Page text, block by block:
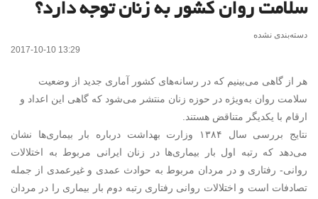
سلامت روان کشور به زنان توجه دارد؟
دسته‌بندی نشده
2017-10-10 13:29
هر از گاهی می‌بینیم که در رسانه‌های کشور آماری جدید از وضعیت
سلامت روان به‌ویژه در حوزه زنان منتشر می‌شود که گاهی این اعداد و
ارقام با یکدیگر متناقض هستند.
نتایج بررسی سال ۱۳۸۴ وزارت بهداشت درباره بار بیماری‌ها نشان
می‌دهد که رتبه اول بار بیماری‌ها در زنان ایرانی مربوط به اختلالات
روانی- رفتاری و در مردان مربوط به حوادث عمدی و غیرعمدی از جمله
تصادفات است و اختلالات روانی رفتاری رتبه دوم بار بیماری را در مردان